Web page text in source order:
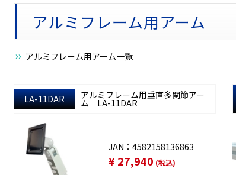
アルミフレーム用アーム
アルミフレーム用アーム一覧
LA-11DAR アルミフレーム用垂直多関節アー
ム LA-11DAR
JAN：4582158136863
¥ 27,940 (税込)